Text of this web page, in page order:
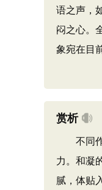
语之声，
闷之心。
象宛在目
赏析
不同作
力。和凝
腻，体贴